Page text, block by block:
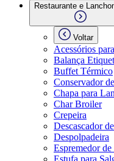
Restaurante e
Voltar
Acessórios
Balança
Buffet Térmico
Conservador
Chapa para
Char Broiler
Crepeira
Descascador
Despolpadeira
Espremedor